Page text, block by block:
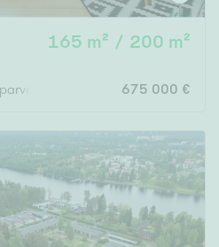
165 m² / 200 m²
35m2
675 000 €